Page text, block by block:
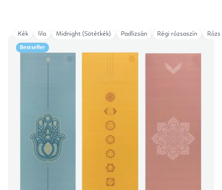
Bestseller
Kék lila Midnight (Sötétkék) Padlizsán Régi rózsaszín